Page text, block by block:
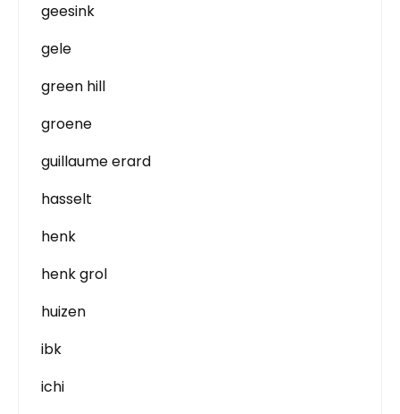
geesink
gele
green hill
groene
guillaume erard
hasselt
henk
henk grol
huizen
ibk
ichi